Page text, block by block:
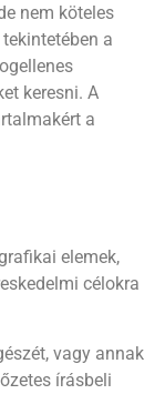
nem köteles
a
keresni. A
a
elemek,
célokra
vagy annak
írásbeli